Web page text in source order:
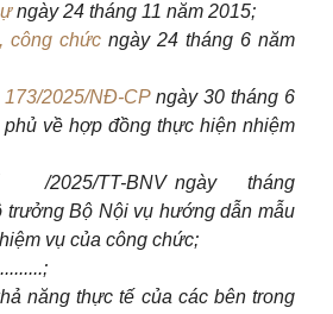
ngày 24 tháng 11 năm 2015;
công chức ngày 24 tháng 6 năm
173/2025/NĐ-CPngày 30 tháng 6
về hợp đồng thực hiện nhiệm
/2025/TT-BNV ngày tháng
Bộ Nội vụ hướng dẫn mẫu
vụ của công chức;
năng thực tế của các bên trong